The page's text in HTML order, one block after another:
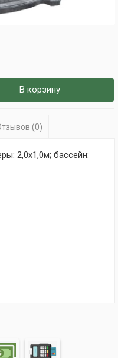
В корзину
(0)
2,0х1,0м; бассейн: